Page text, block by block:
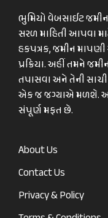
ભુમિયો વેબસાઈટ
સરળ માહિતી આપવા
હકપત્રક, જમીન
પ્રક્રિયા. અહીં તમને
તપાસવા અને તેની
એક જ જગ્યાએ મળશે. આ
સંપૂર્ણ મફત છે.
About Us
Contact Us
Privacy & Policy